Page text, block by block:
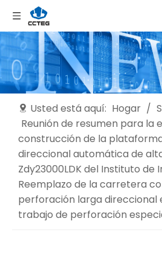
Usted está aquí: Hogar /
Reunión de resumen para la
construcción de la
direccional automática de
Zdy23000LDK del Instituto de
Reemplazo de la carretera
perforación larga direccional
trabajo de perforación